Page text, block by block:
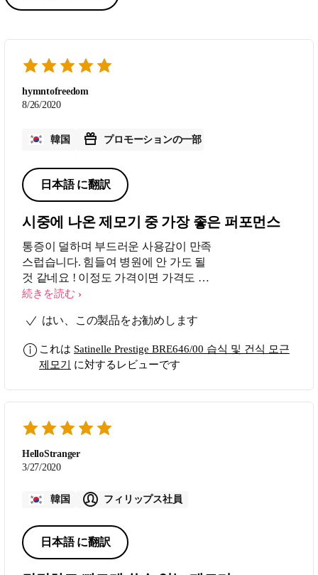
hymntofreedom
8/26/2020
韓国 プロモーションの一部
日本語 に翻訳
시중에 나온 제모기 중 가장 좋은 퍼포먼스
통증이 덜하며 부드러운 사용감이 만족
스럽습니다. 힘들여 병원에 안 가도 될
것 같네요 ! 이정도 가격이면 가격도 적
당하다고 봅니다.
続きを読む
はい、この製品をお勧めします
これは Satinelle Prestige BRE646/00 습식 및 건식 모근
제모기
に対するレビューです
HelloStranger
3/27/2020
韓国 フィリップス社員
日本語 に翻訳